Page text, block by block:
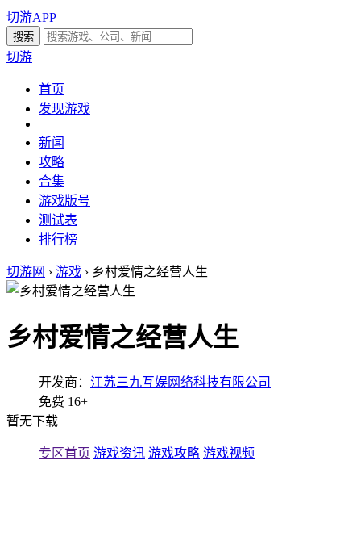
切游APP
切游
首页
发现游戏
新闻
攻略
合集
游戏版号
测试表
排行榜
切游网 › 游戏 › 乡村爱情之经营人生
乡村爱情之经营人生
开发商： 江苏三九互娱网络科技有限公司
免费 16+
暂无下载
专区首页 游戏资讯 游戏攻略 游戏视频